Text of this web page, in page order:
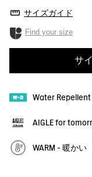
サイズガイド
Find your size
サ
Water
AIGLE for
WARM - 暖かい